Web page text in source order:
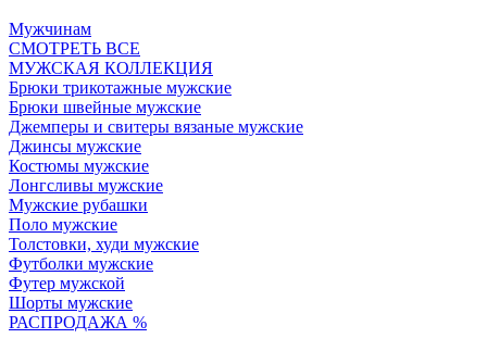
Мужчинам
СМОТРЕТЬ ВСЕ
МУЖСКАЯ КОЛЛЕКЦИЯ
Брюки трикотажные мужские
Брюки швейные мужские
Джемперы и свитеры вязаные мужские
Джинсы мужские
Костюмы мужские
Лонгсливы мужские
Мужские рубашки
Поло мужские
Толстовки, худи мужские
Футболки мужские
Футер мужской
Шорты мужские
РАСПРОДАЖА %